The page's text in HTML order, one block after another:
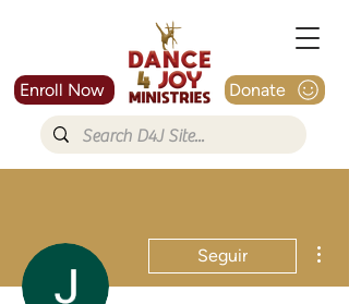
Enroll Now Donate
Seguir